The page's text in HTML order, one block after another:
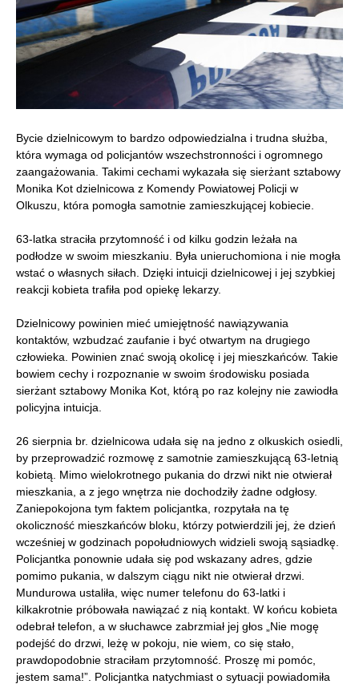
Bycie dzielnicowym to bardzo odpowiedzialna i trudna służba,
która wymaga od policjantów wszechstronności i ogromnego
zaangażowania. Takimi cechami wykazała się sierżant sztabowy
Monika Kot dzielnicowa z Komendy Powiatowej Policji w
Olkuszu, która pomogła samotnie zamieszkującej kobiecie.
63-latka straciła przytomność i od kilku godzin leżała na
podłodze w swoim mieszkaniu. Była unieruchomiona i nie mogła
wstać o własnych siłach. Dzięki intuicji dzielnicowej i jej szybkiej
reakcji kobieta trafiła pod opiekę lekarzy.
Dzielnicowy powinien mieć umiejętność nawiązywania
kontaktów, wzbudzać zaufanie i być otwartym na drugiego
człowieka. Powinien znać swoją okolicę i jej mieszkańców. Takie
bowiem cechy i rozpoznanie w swoim środowisku posiada
sierżant sztabowy Monika Kot, którą po raz kolejny nie zawiodła
policyjna intuicja.
26 sierpnia br. dzielnicowa udała się na jedno z olkuskich osiedli,
by przeprowadzić rozmowę z samotnie zamieszkującą 63-letnią
kobietą. Mimo wielokrotnego pukania do drzwi nikt nie otwierał
mieszkania, a z jego wnętrza nie dochodziły żadne odgłosy.
Zaniepokojona tym faktem policjantka, rozpytała na tę
okoliczność mieszkańców bloku, którzy potwierdzili jej, że dzień
wcześniej w godzinach popołudniowych widzieli swoją sąsiadkę.
Policjantka ponownie udała się pod wskazany adres, gdzie
pomimo pukania, w dalszym ciągu nikt nie otwierał drzwi.
Mundurowa ustaliła, więc numer telefonu do 63-latki i
kilkakrotnie próbowała nawiązać z nią kontakt. W końcu kobieta
odebrał telefon, a w słuchawce zabrzmiał jej głos „Nie mogę
podejść do drzwi, leżę w pokoju, nie wiem, co się stało,
prawdopodobnie straciłam przytomność. Proszę mi pomóc,
jestem sama!”. Policjantka natychmiast o sytuacji powiadomiła